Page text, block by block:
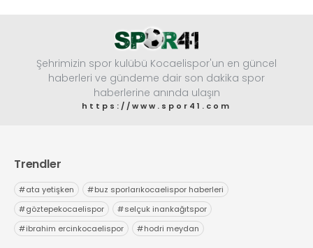
Şehrimizin spor kulübü Kocaelispor'un en güncel
haberleri ve gündeme dair son dakika spor
haberlerine anında ulaşın
https://www.spor41.com
Trendler
#ata yetişken #buz sporlarıkocaelispor haberleri
#göztepekocaelispor #selçuk inankağıtspor
#ibrahim ercinkocaelispor #hodri meydan